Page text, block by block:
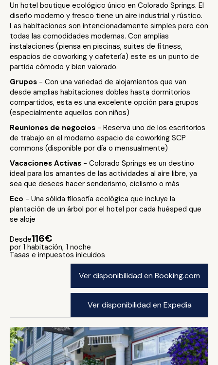
Un hotel boutique ecológico único en Colorado Springs. El
diseño moderno y fresco tiene un aire industrial y rústico.
Las habitaciones son intencionadamente simples pero con
todas las comodidades modernas. Con amplias
instalaciones (piensa en piscinas, suites de fitness,
espacios de coworking y cafetería) este es un punto de
partida cómodo y bien valorado.
Grupos - Con una variedad de alojamientos que van
desde amplias habitaciones dobles hasta dormitorios
compartidos, esta es una excelente opción para grupos
(especialmente aquellos con niños)
Reuniones de negocios - Reserva uno de los escritorios
de trabajo en el moderno espacio de coworking SCP
commons (disponible por día o mensualmente)
Vacaciones Activas - Colorado Springs es un destino
ideal para los amantes de las actividades al aire libre, ya
sea que desees hacer senderismo, ciclismo o más
Eco - Una sólida filosofía ecológica que incluye la
plantación de un árbol por el hotel por cada huésped que
se aloje
Desde116€
por 1 habitación, 1 noche
Tasas e impuestos inlcuidos
Ver disponibilidad en Booking.com
Ver disponibilidad en Expedia